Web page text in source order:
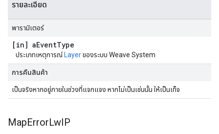
รายละเอียด
พารามิเตอร์
[in] aEventType
ประเภทเหตุการณ์ Layerของระบบ Weave System
การคืนสินค้า
เป็นจริงหากอยู่ภายในช่วงที่แจกแจง หากไม่เป็นเช่นนั้น ให้เป็นเท็จ
MapErrorLwIP